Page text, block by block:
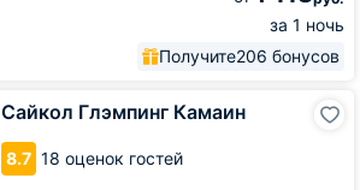
за 1 ночь
Получите206 бонусов
Сайкол Глэмпинг Камаин
8.7 18 оценок гостей